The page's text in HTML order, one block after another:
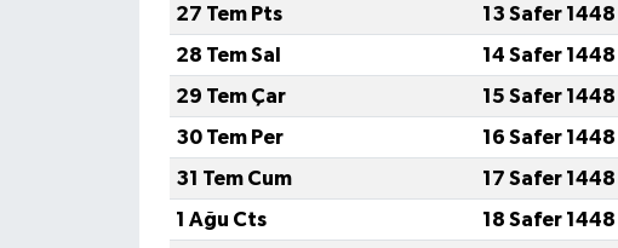
27 Tem Pts
13 Safer 1448
28 Tem Sal
14 Safer 1448
29 Tem Çar
15 Safer 1448
30 Tem Per
16 Safer 1448
31 Tem Cum
17 Safer 1448
1 Ağu Cts
18 Safer 1448